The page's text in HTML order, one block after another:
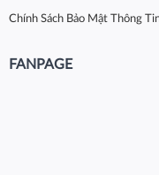
Chính Sách Bảo Mật Thông
FANPAGE